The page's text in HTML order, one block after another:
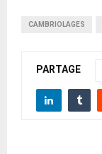
CAMBRIOLAGES
PARTAGE